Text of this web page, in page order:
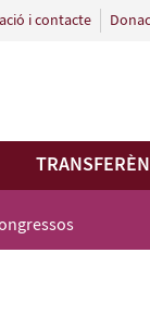
i contacte